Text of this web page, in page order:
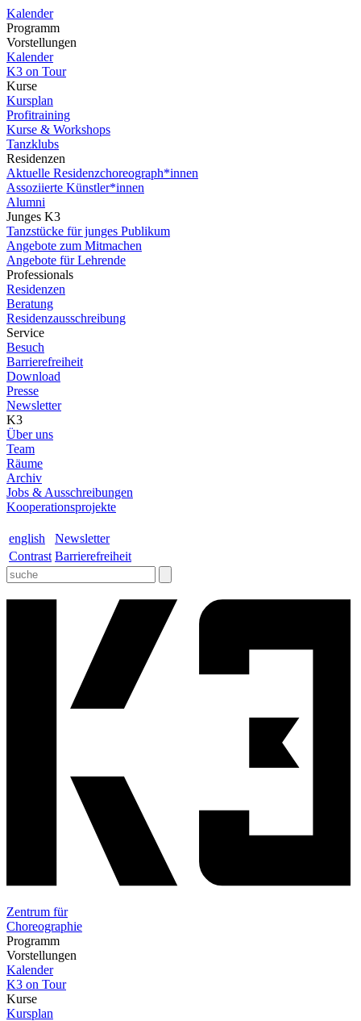
Kalender
Programm
Vorstellungen
Kalender
K3 on Tour
Kurse
Kursplan
Profitraining
Kurse & Workshops
Tanzklubs
Residenzen
Aktuelle Residenzchoreograph*innen
Assoziierte Künstler*innen
Alumni
Junges K3
Tanzstücke für junges Publikum
Angebote zum Mitmachen
Angebote für Lehrende
Professionals
Residenzen
Beratung
Residenzausschreibung
Service
Besuch
Barrierefreiheit
Download
Presse
Newsletter
K3
Über uns
Team
Räume
Archiv
Jobs & Ausschreibungen
Kooperationsprojekte
english
Newsletter
Contrast Barrierefreiheit
Zentrum für
Choreographie
Programm
Vorstellungen
Kalender
K3 on Tour
Kurse
Kursplan